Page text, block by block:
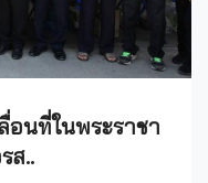
อนที่ในพระราชา
ส..